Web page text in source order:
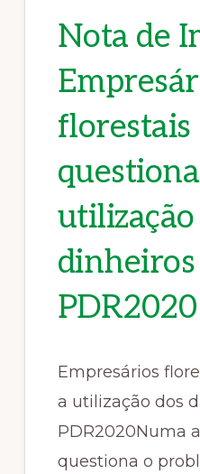
Nota de
florestais
utilização
dinheiros
PDR2020
Empresários
a utilização dos
PDR2020Numa
questiona o